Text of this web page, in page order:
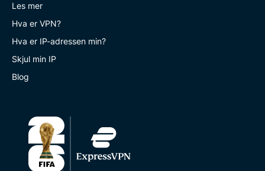
Les mer
Hva er VPN?
Hva er IP-adressen min?
Skjul min IP
Blog